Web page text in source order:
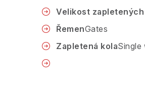
Velikost
ŘemenGates
Zapletená kolaSingle